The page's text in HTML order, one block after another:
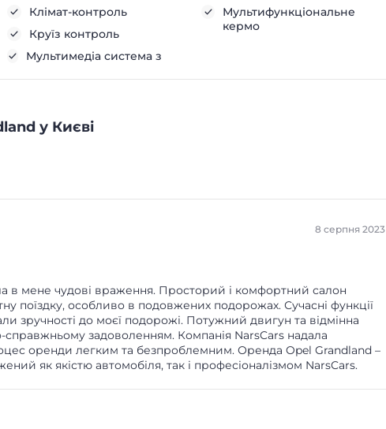
Клімат-контроль
Круїз контроль
Мультимедіа система з
Мультифункціональне
кермо
у Києві
8 серпня 2023
в мене чудові враження. Просторий і комфортний салон
поїздку, особливо в подовжених подорожах. Сучасні функції
зручності до моєї подорожі. Потужний двигун та відмінна
справжньому задоволенням. Компанія NarsCars надала
оренди легким та безпроблемним. Оренда Opel Grandland –
як якістю автомобіля, так і професіоналізмом NarsCars.